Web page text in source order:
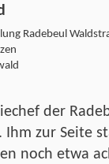
Radebeul
der
Ihm zur Seite
noch etwa